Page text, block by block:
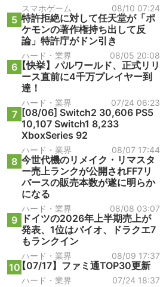
スマホゲーム 08/10 07:24
5 特許拒絶に対して任天堂が「ポ
ケモンの著作権持ち出して反
論」特許庁がドン引き
ハード・業界 08/05 20:08
6【快挙】パルワールド、正式リリ
ース直前に4千万プレイヤー到
達！
ハード・業界 07/24 06:23
7 [08/06] Switch2 30,606 PS5
10,107 Switch1 8,233
XboxSeries 92
ハード・業界 08/07 17:44
8 今世代機のリメイク・リマスタ
ー売上ランクが公開されFF7リ
バースの販売本数が遂に明らか
になる
ハード・業界 08/08 03:07
9 ドイツの2026年上半期売上が
発表、1位はバイオ、ドラクエ7
もランクイン
ハード・業界 08/09 17:37
10【07/17】ファミ通TOP30更新
ハード・業界 07/24 18:37